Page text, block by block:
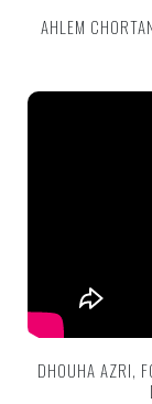
AHLEM
DHOUHA AZRI,